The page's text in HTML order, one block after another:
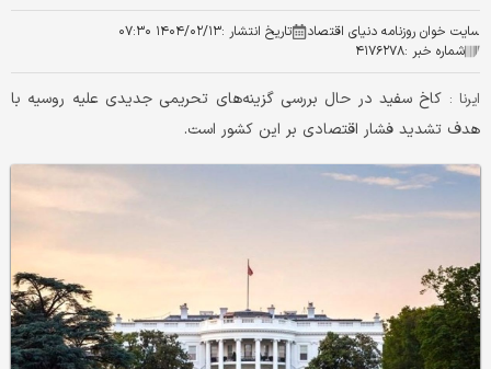
سایت خوان روزنامه دنیای اقتصاد تاریخ انتشار :۱۴۰۴/۰۲/۱۳ ۰۷:۳۰
شماره خبر :۴۱۷۶۲۷۸
ایرنا : کاخ سفید در حال بررسی گزینه‌های تحریمی جدیدی علیه روسیه با
هدف تشدید فشار اقتصادی بر این کشور است.